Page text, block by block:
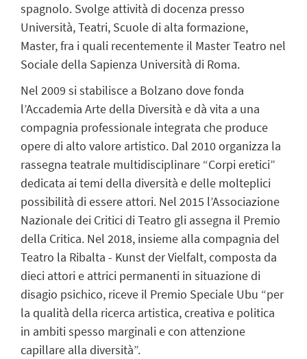
spagnolo. Svolge attività di docenza presso
Università, Teatri, Scuole di alta formazione,
Master, fra i quali recentemente il Master Teatro nel
Sociale della Sapienza Università di Roma.
Nel 2009 si stabilisce a Bolzano dove fonda
l’Accademia Arte della Diversità e dà vita a una
compagnia professionale integrata che produce
opere di alto valore artistico. Dal 2010 organizza la
rassegna teatrale multidisciplinare “Corpi eretici”
dedicata ai temi della diversità e delle molteplici
possibilità di essere attori. Nel 2015 l’Associazione
Nazionale dei Critici di Teatro gli assegna il Premio
della Critica. Nel 2018, insieme alla compagnia del
Teatro la Ribalta - Kunst der Vielfalt, composta da
dieci attori e attrici permanenti in situazione di
disagio psichico, riceve il Premio Speciale Ubu “per
la qualità della ricerca artistica, creativa e politica
in ambiti spesso marginali e con attenzione
capillare alla diversità”.